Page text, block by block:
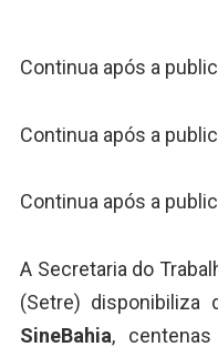
Continua após a
Continua após a
Continua após a
A Secretaria do
(Setre) disponibiliza
SineBahia,